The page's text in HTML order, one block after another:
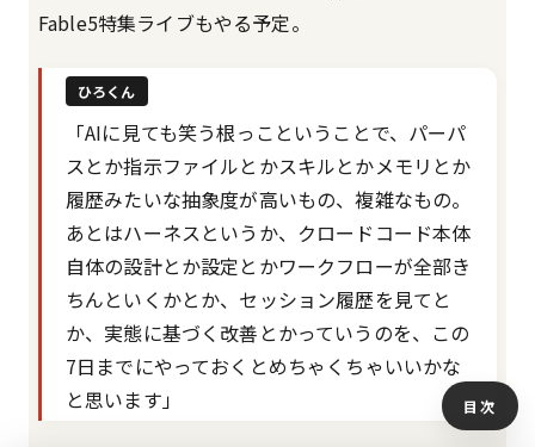
Fable5特集ライブもやる予定。
ひろくん
「AIに見ても笑う根っこということで、パーパ
スとか指示ファイルとかスキルとかメモリとか
履歴みたいな抽象度が高いもの、複雑なもの。
あとはハーネスというか、クロードコード本体
自体の設計とか設定とかワークフローが全部き
ちんといくかとか、セッション履歴を見てと
か、実態に基づく改善とかっていうのを、この
7日までにやっておくとめちゃくちゃいいかな
と思います」
目次